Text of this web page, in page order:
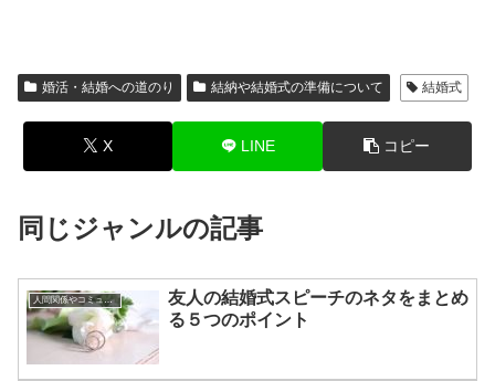
婚活・結婚への道のり 結納や結婚式の準備について 結婚式
X LINE コピー
同じジャンルの記事
人間関係やコミュニケーションの術
友人の結婚式スピーチのネタをまとめ
る５つのポイント